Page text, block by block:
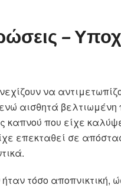
–
να
αισθητά βελτιωμένη
καπνού που είχε
επεκταθεί σε
τόσο αποπνικτική,